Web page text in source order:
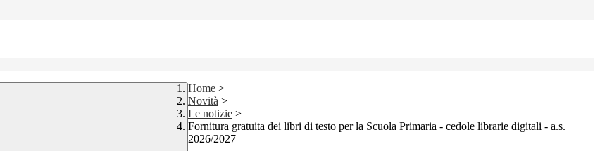
Home >
Novità >
Le notizie >
Fornitura gratuita dei libri di testo per la Scuola Primaria - cedole librarie digitali - a.s.
2026/2027